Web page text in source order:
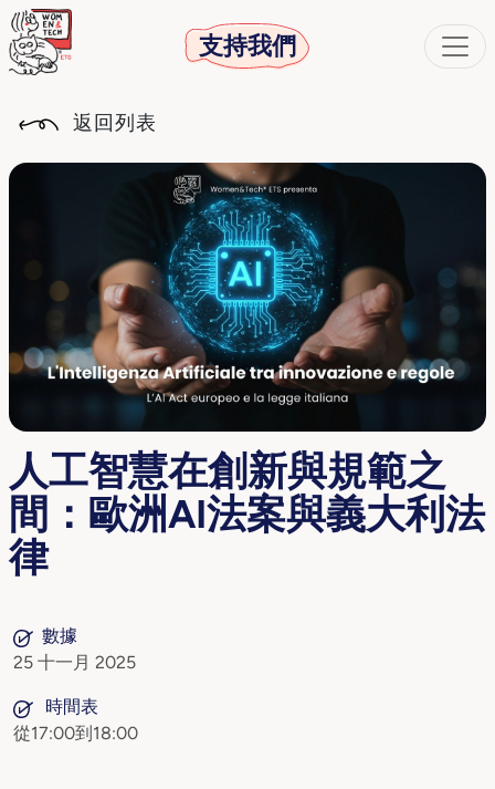
支持我們
返回列表
人工智慧在創新與規範之
間：歐洲AI法案與義大利法
律
數據
25 十一月 2025
時間表
從17:00到18:00